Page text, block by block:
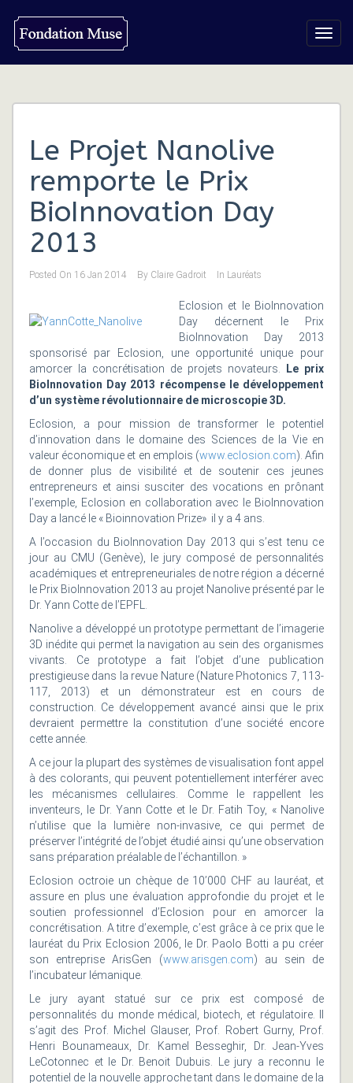
Le Projet Nanolive
remporte le Prix
BioInnovation Day
2013
Posted On 16 Jan 2014 By Claire Gadroit In Lauréats
Eclosion et le BioInnovation
Day décernent le Prix
BioInnovation Day 2013
sponsorisé par Eclosion, une opportunité unique pour
amorcer la concrétisation de projets novateurs.
Le prix
BioInnovation Day 2013 récompense le développement
d’un système révolutionnaire de microscopie 3D.
Eclosion, a pour mission de transformer le potentiel
d’innovation dans le domaine des Sciences de la Vie en
valeur économique et en emplois (www.eclosion.com). Afin
de donner plus de visibilité et de soutenir ces jeunes
entrepreneurs et ainsi susciter des vocations en prônant
l’exemple, Eclosion en collaboration avec le BioInnovation
Day a lancé le « Bioinnovation Prize» il y a 4 ans.
A l’occasion du BioInnovation Day 2013 qui s’est tenu ce
jour au CMU (Genève), le jury composé de personnalités
académiques et entrepreneuriales de notre région a décerné
le Prix BioInnovation 2013 au projet Nanolive présenté par le
Dr. Yann Cotte de l’EPFL.
Nanolive a développé un prototype permettant de l’imagerie
3D inédite qui permet la navigation au sein des organismes
vivants. Ce prototype a fait l’objet d’une publication
prestigieuse dans la revue Nature (Nature Photonics 7, 113-
117, 2013) et un démonstrateur est en cours de
construction. Ce développement avancé ainsi que le prix
devraient permettre la constitution d’une société encore
cette année.
A ce jour la plupart des systèmes de visualisation font appel
à des colorants, qui peuvent potentiellement interférer avec
les mécanismes cellulaires. Comme le rappellent les
inventeurs, le Dr. Yann Cotte et le Dr. Fatih Toy, « Nanolive
n’utilise que la lumière non-invasive, ce qui permet de
préserver l’intégrité de l’objet étudié ainsi qu’une observation
sans préparation préalable de l’échantillon. »
Eclosion octroie un chèque de 10’000 CHF au lauréat, et
assure en plus une évaluation approfondie du projet et le
soutien professionnel d’Eclosion pour en amorcer la
concrétisation. A titre d’exemple, c’est grâce à ce prix que le
lauréat du Prix Eclosion 2006, le Dr. Paolo Botti a pu créer
son entreprise ArisGen (www.arisgen.com) au sein de
l’incubateur lémanique.
Le jury ayant statué sur ce prix est composé de
personnalités du monde médical, biotech, et régulatoire. Il
s’agit des Prof. Michel Glauser, Prof. Robert Gurny, Prof.
Henri Bounameaux, Dr. Kamel Besseghir, Dr. Jean-Yves
LeCotonnec et le Dr. Benoit Dubuis. Le jury a reconnu le
potentiel de la nouvelle approche tant dans le domaine de la